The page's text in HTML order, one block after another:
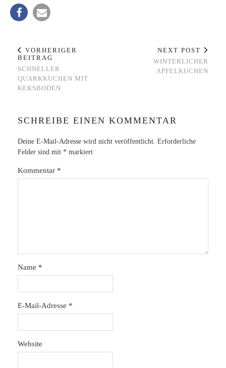
VORHERIGER
BEITRAG
SCHNELLER
QUARKKUCHEN MIT
KEKSBODEN
NEXT POST
WINTERLICHER
APFELKUCHEN
SCHREIBE EINEN KOMMENTAR
Deine E-Mail-Adresse wird nicht veröffentlicht. Erforderliche
Felder sind mit * markiert
Kommentar *
Name *
E-Mail-Adresse *
Website